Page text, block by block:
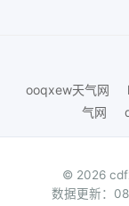
ooqxew天气网
气网
© 2026
数据更新：